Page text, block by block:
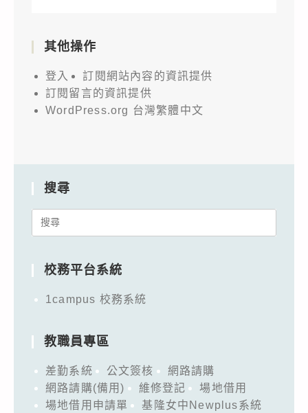
其他操作
登入
訂閱網站內容的資訊提供
訂閱留言的資訊提供
WordPress.org 台灣繁體中文
搜尋
Search
校務平台系統
1campus 校務系統
教職員專區
差勤系統 公文簽核
網路請購
網路請購(備用)
維修登記
場地借用
場地借用申請單
基隆女中Newplus系統